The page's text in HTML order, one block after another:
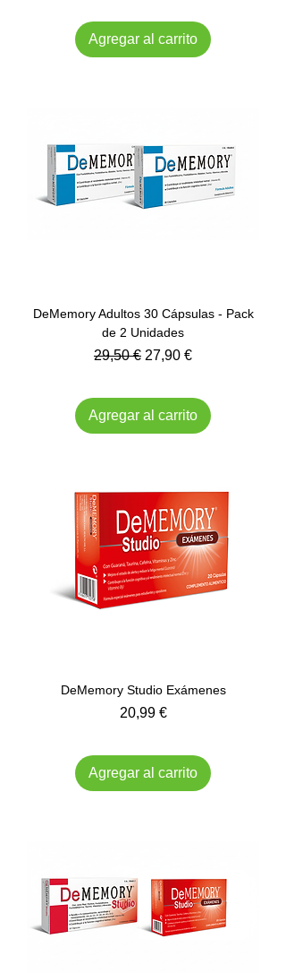
Agregar al carrito
DeMemory Adultos 30 Cápsulas - Pack
de 2 Unidades
Precio
29,50 € Precio de oferta
27,90 €
Agregar al carrito
DeMemory Studio Exámenes
Precio
20,99 €
Agregar al carrito